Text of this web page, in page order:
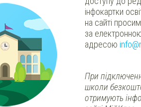
інфокартки
на сайті
за
адресою
При
школи
отримують